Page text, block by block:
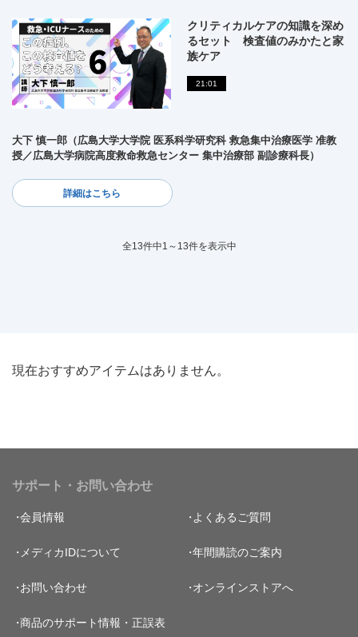
クリティカルケアの知識を深め
るセット 検査値のみかたと家
族ケア
21:01
大下 慎一郎（広島大学大学院 医系科学研究科 救急集中治療医学 准教
授／広島大学病院高度救命救急センター 集中治療部 副診療科長）
詳細はこちら
全13件中1～13件を表示中
現在おすすめアイテムはありません。
サポート・お問い合わせ
会員情報 よくあるご質問
メディカIDについて 年間購読のご案内
お問い合わせ オンラインストアへ
商品のサポート情報・正誤表